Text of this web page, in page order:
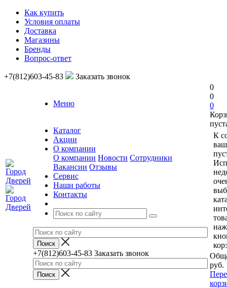
Как купить
Условия оплаты
Доставка
Магазины
Бренды
Вопрос-ответ
+7(812)603-45-83 Заказать звонок
Меню
Каталог
Акции
О компании
О компании Новости Сотрудники
Вакансии Отзывы
Сервис
Наши работы
Контакты
+7(812)603-45-83 Заказать звонок
0
0
0
К
руб.